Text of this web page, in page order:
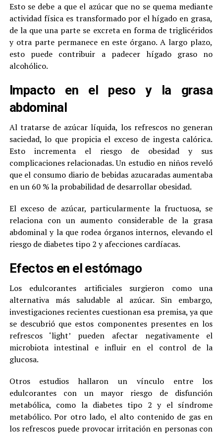
Esto se debe a que el azúcar que no se quema mediante
actividad física es transformado por el hígado en grasa,
de la que una parte se excreta en forma de triglicéridos
y otra parte permanece en este órgano. A largo plazo,
esto puede contribuir a padecer hígado graso no
alcohólico.
Impacto en el peso y la grasa
abdominal
Al tratarse de azúcar líquida, los refrescos no generan
saciedad, lo que propicia el exceso de ingesta calórica.
Esto incrementa el riesgo de obesidad y sus
complicaciones relacionadas. Un estudio en niños reveló
que el consumo diario de bebidas azucaradas aumentaba
en un 60 % la probabilidad de desarrollar obesidad.
El exceso de azúcar, particularmente la fructuosa, se
relaciona con un aumento considerable de la grasa
abdominal y la que rodea órganos internos, elevando el
riesgo de diabetes tipo 2 y afecciones cardíacas.
Efectos en el estómago
Los edulcorantes artificiales surgieron como una
alternativa más saludable al azúcar. Sin embargo,
investigaciones recientes cuestionan esa premisa, ya que
se descubrió que estos componentes presentes en los
refrescos ‘light’ pueden afectar negativamente el
microbiota intestinal e influir en el control de la
glucosa.
Otros estudios hallaron un vínculo entre los
edulcorantes con un mayor riesgo de disfunción
metabólica, como la diabetes tipo 2 y el síndrome
metabólico. Por otro lado, el alto contenido de gas en
los refrescos puede provocar irritación en personas con